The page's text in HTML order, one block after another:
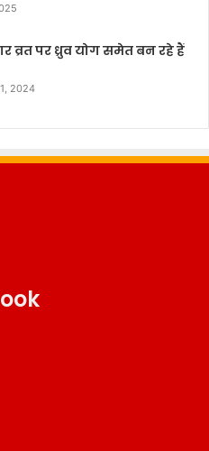
व्रत पर ध्रुव योग समेत बन रहे हैं
2024